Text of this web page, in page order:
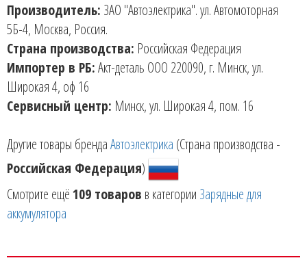
Производитель: ЗАО "Автоэлектрика". ул. Автомоторная
5Б-4, Москва, Россия.
Страна производства: Российская Федерация
Импортер в РБ:Акт-деталь ООО 220090, г. Минск, ул.
Широкая 4, оф 16
Сервисный центр: Минск, ул. Широкая 4, пом. 16
Другие товары брендаАвтоэлектрика (Страна производства -
Российская Федерация)
Смотрите ещё109 товаров в категории Зарядные для
аккумулятора